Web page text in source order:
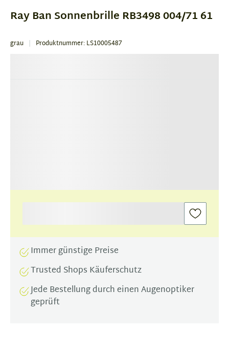
3
Ray Ban Sonnenbrille RB3498 004/71 61
grau Produktnummer: LS10005487
Immer günstige Preise
Trusted Shops Käuferschutz
Jede Bestellung durch einen Augenoptiker
geprüft